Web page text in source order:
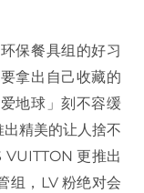
保餐具组的好习
拿出自己收藏的
地球」刻不容缓
出精美的让人捨不
VUITTON更推出
组， LV 粉绝对会